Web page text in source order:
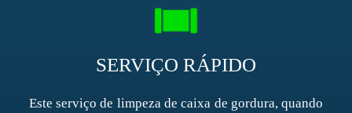
SERVIÇO RÁPIDO
Este serviço de limpeza de caixa de gordura, quando